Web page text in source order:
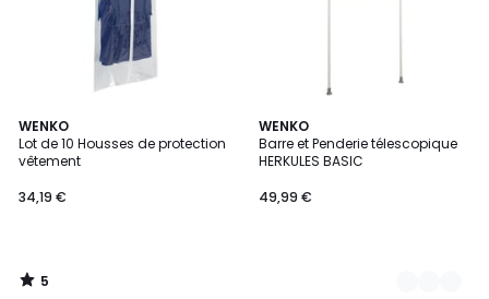
WENKO
Lot de 10 Housses de protection
vêtement
34,19 €
5
/
5
5
/
WENKO
Barre et Penderie télescopique
HERKULES BASIC
49,99 €
2
Couleurs